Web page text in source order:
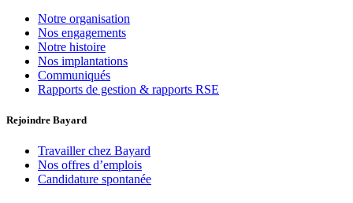
Notre organisation
Nos engagements
Notre histoire
Nos implantations
Communiqués
Rapports de gestion & rapports RSE
Rejoindre Bayard
Travailler chez Bayard
Nos offres d’emplois
Candidature spontanée